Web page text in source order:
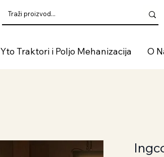
Yto Traktori i Poljo Mehanizacija O